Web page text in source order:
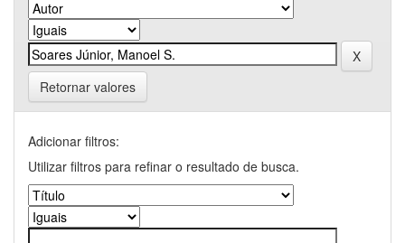
Retornar valores
Adicionar filtros:
Utilizar filtros para refinar o resultado de busca.